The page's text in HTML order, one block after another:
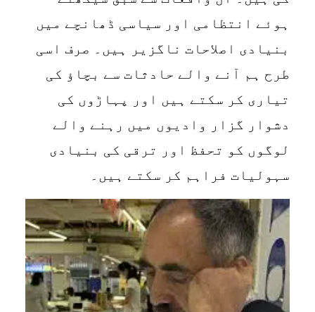
ہوئے انتظامی اور سیاسی ڈھانچے میں
بنیادی اصلاحات ناگزیر ہیں۔ صرف اسی
طرح ہم آنے والے حادثات سے بچاؤ کی
تیاری کر سکتے ہیں اور پہاڑوں کی
دشوار گزار وادیوں میں رہنے والے
لوگوں کو تحفظ اور ترقی کی بنیادی
سہولیات فراہم کر سکتے ہیں۔